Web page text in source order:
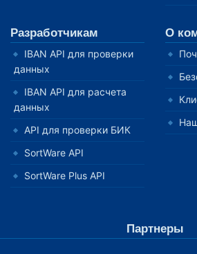
Разработчикам
IBAN API для проверки
данных
IBAN API для расчета
данных
API для проверки БИК
SortWare API
SortWare Plus API
О
Партнеры